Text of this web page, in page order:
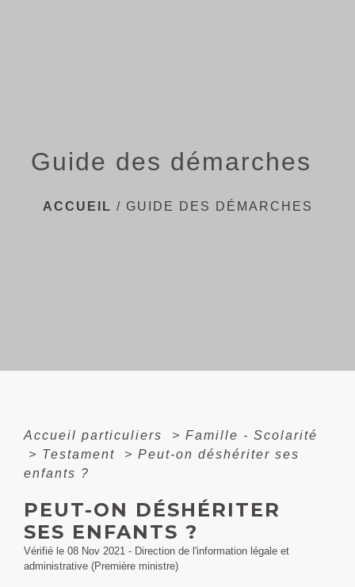
Guide des démarches
ACCUEIL / GUIDE DES DÉMARCHES
Accueil particuliers > Famille - Scolarité
> Testament > Peut-on déshériter ses
enfants ?
PEUT-ON DÉSHÉRITER
SES ENFANTS ?
Vérifié le 08 Nov 2021 - Direction de l'information légale et
administrative (Première ministre)